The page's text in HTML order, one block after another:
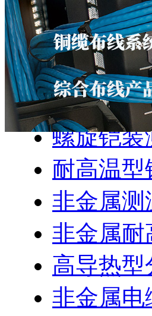
产品中心
光纤测温系
分布式光
螺旋铠装
耐高温
非金属测
非金属耐
高导热
非金属电